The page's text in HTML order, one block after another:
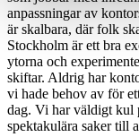
anpassningar av
är skalbara, där folk
Stockholm är ett bra
ytorna och
skiftar. Aldrig har
vi hade behov av för
dag. Vi har väldigt kul
spektakulära saker till